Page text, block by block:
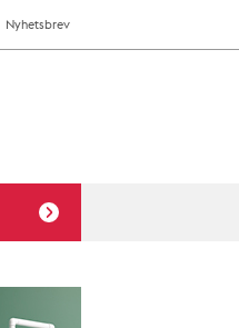
Nyhetsbrev